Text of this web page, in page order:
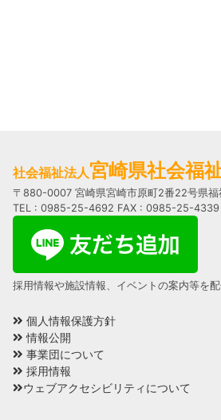
社会福祉法人宮崎県社会福
〒880-0007 宮崎県宮崎市原町2番22号県福
TEL : 0985-25-4692 FAX : 0985-25-4339
採用情報や施設情報、イベントの案内等を配
個人情報保護方針
情報公開
事業団について
採用情報
ウェブアクセシビリティについて